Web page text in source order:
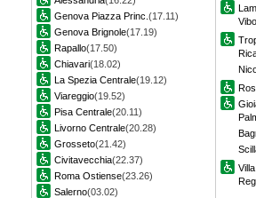
Genova Piazza Princ. (17.11)
Genova Brignole(17.19)
Rapallo(17.50)
Chiavari(18.02)
La Spezia Centrale(19.12)
Viareggio(19.52)
Pisa Centrale(20.11)
Livorno Centrale(20.28)
Grosseto(21.42)
Civitavecchia(22.37)
Roma Ostiense(23.26)
Salerno(03.02)